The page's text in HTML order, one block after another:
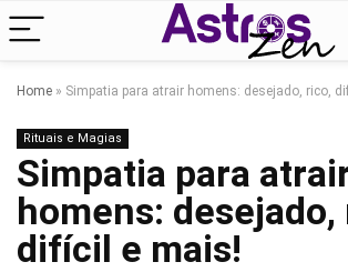
Home » Simpatia para atrair homens: desejado, rico,
Rituais e Magias
Simpatia para
homens: desejado,
difícil e mais!